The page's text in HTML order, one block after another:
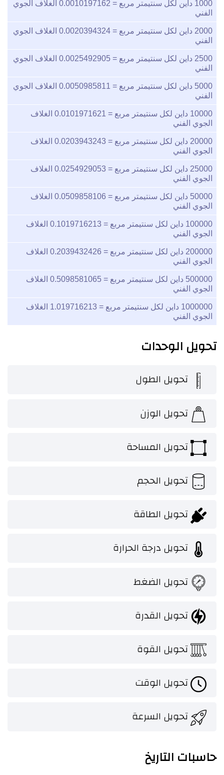
1000 داين لكل سنتيمتر مربع = 0.0010197162 الغلاف الجوي
الفني
2000 داين لكل سنتيمتر مربع = 0.0020394324 الغلاف الجوي
الفني
2500 داين لكل سنتيمتر مربع = 0.0025492905 الغلاف الجوي
الفني
5000 داين لكل سنتيمتر مربع = 0.0050985811 الغلاف الجوي
الفني
10000 داين لكل سنتيمتر مربع = 0.0101971621 الغلاف
الجوي الفني
20000 داين لكل سنتيمتر مربع = 0.0203943243 الغلاف
الجوي الفني
25000 داين لكل سنتيمتر مربع = 0.0254929053 الغلاف
الجوي الفني
50000 داين لكل سنتيمتر مربع = 0.0509858106 الغلاف
الجوي الفني
100000 داين لكل سنتيمتر مربع = 0.1019716213 الغلاف
الجوي الفني
200000 داين لكل سنتيمتر مربع = 0.2039432426 الغلاف
الجوي الفني
500000 داين لكل سنتيمتر مربع = 0.5098581065 الغلاف
الجوي الفني
1000000 داين لكل سنتيمتر مربع = 1.019716213 الغلاف
الجوي الفني
تحويل الوحدات
تحويل الطول
تحويل الوزن
تحويل المساحة
تحويل الحجم
تحويل الطاقة
تحويل درجة الحرارة
تحويل الضغط
تحويل القدرة
تحويل القوة
تحويل الوقت
تحويل السرعة
حاسبات التاريخ